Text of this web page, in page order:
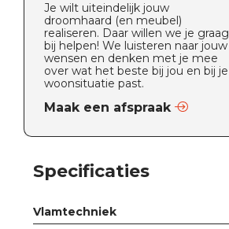
Je wilt uiteindelijk jouw
droomhaard (en meubel)
realiseren. Daar willen we je graag
bij helpen! We luisteren naar jouw
wensen en denken met je mee
over wat het beste bij jou en bij je
woonsituatie past.
Maak een afspraak
Specificaties
Vlamtechniek